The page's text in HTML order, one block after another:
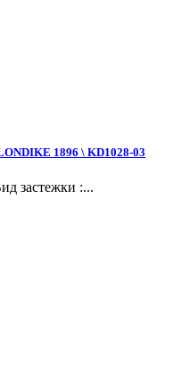
1896 \ KD1028-03
застежки :...